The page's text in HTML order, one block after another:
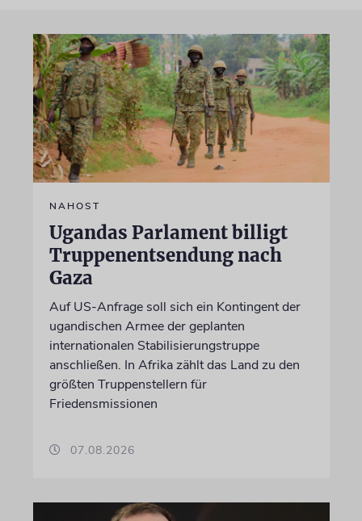
NAHOST
Ugandas Parlament billigt
Truppenentsendung nach
Gaza
Auf US-Anfrage soll sich ein Kontingent der
ugandischen Armee der geplanten
internationalen Stabilisierungstruppe
anschließen. In Afrika zählt das Land zu den
größten Truppenstellern für
Friedensmissionen
07.08.2026